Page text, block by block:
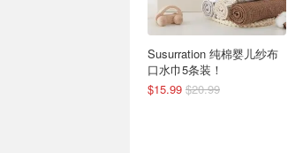
Susurration 纯棉婴儿纱布
口水巾5条装！
$15.99 $20.99